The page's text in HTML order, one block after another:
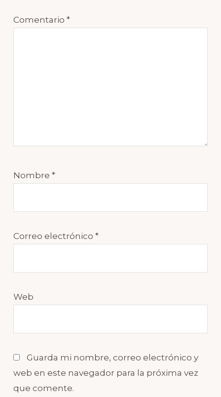
Comentario *
Nombre *
Correo electrónico *
Web
Guarda mi nombre, correo electrónico y
web en este navegador para la próxima vez
que comente.